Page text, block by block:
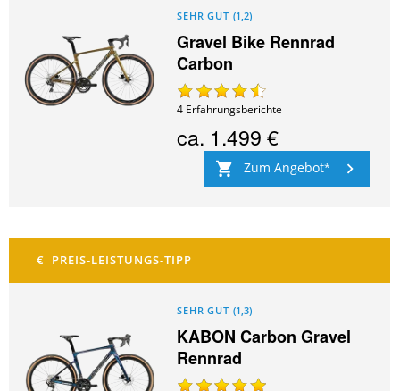
SEHR GUT (1,2)
Gravel Bike Rennrad
Carbon
4 Erfahrungsberichte
ca. 1.499 €
Zum Angebot
SEHR GUT (1,3)
KABON Carbon Gravel
Rennrad